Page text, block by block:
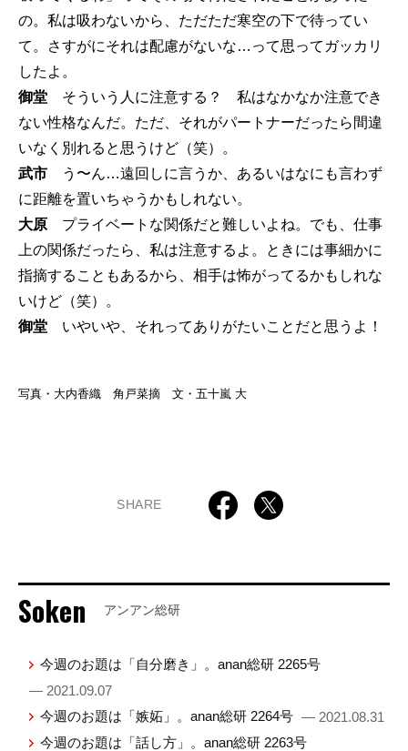
の。私は吸わないから、ただただ寒空の下で待ってい
て。さすがにそれは配慮がないな…って思ってガッカリ
したよ。
御堂 そういう人に注意する？ 私はなかなか注意でき
ない性格なんだ。ただ、それがパートナーだったら間違
いなく別れると思うけど（笑）。
武市
う〜ん…遠回しに言うか、あるいはなにも言わず
に距離を置いちゃうかもしれない。
大原 プライベートな関係だと難しいよね。でも、仕事
上の関係だったら、私は注意するよ。ときには事細かに
指摘することもあるから、相手は怖がってるかもしれな
いけど（笑）。
御堂 いやいや、それってありがたいことだと思うよ！
写真・大内香織 角戸菜摘 文・五十嵐 大
SHARE
Soken アンアン総研
今週のお題は「自分磨き」。anan総研 2265号
— 2021.09.07
今週のお題は「嫉妬」。anan総研 2264号 — 2021.08.31
今週のお題は「話し方」。anan総研 2263号